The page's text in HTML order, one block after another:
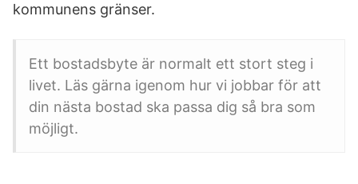
kommunens gränser.
Ett bostadsbyte är normalt ett stort steg i
livet. Läs gärna igenom hur vi jobbar för att
din nästa bostad ska passa dig så bra som
möjligt.